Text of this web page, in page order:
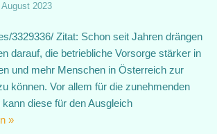
2023
3329336/ Zitat: Schon seit Jahren drängen
darauf, die betriebliche Vorsorge stärker in
und mehr Menschen in Österreich zur
können. Vor allem für die zunehmenden
kann diese für den Ausgleich
»